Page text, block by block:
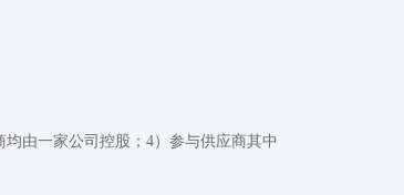
由一家公司控股；4）参与供应商其中